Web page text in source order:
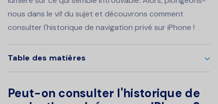
nous dans le vif du sujet et découvrons comment
consulter l'historique de navigation privé sur iPhone !
Table des matières
Peut-on consulter l'historique de